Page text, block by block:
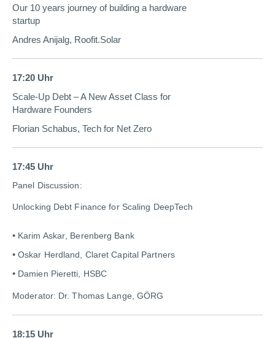
Our 10 years journey of building a hardware
startup
Andres Anijalg, Roofit.Solar
17:20 Uhr
Scale-Up Debt – A New Asset Class for
Hardware Founders
Florian Schabus, Tech for Net Zero
17:45 Uhr
Panel Discussion:
Unlocking Debt Finance for Scaling DeepTech
Karim Askar Berenberg Bank
Oskar Herdland, Claret Capital Partners
Damien Pieretti, HSBC
Moderator: Dr. Thomas Lange, GÖRG
18:15 Uhr